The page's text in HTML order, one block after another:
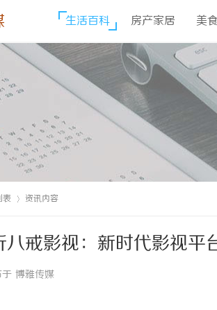
生活百科 房产家居 美
表 资讯内容
八戒影视：新时代影视平
博雅传媒